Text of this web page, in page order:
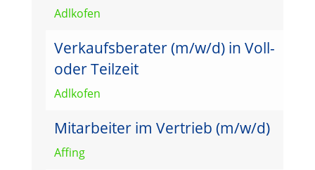
Adlkofen
Verkaufsberater (m/w/d) in Voll-
oder Teilzeit
Adlkofen
Mitarbeiter im Vertrieb (m/w/d)
Affing